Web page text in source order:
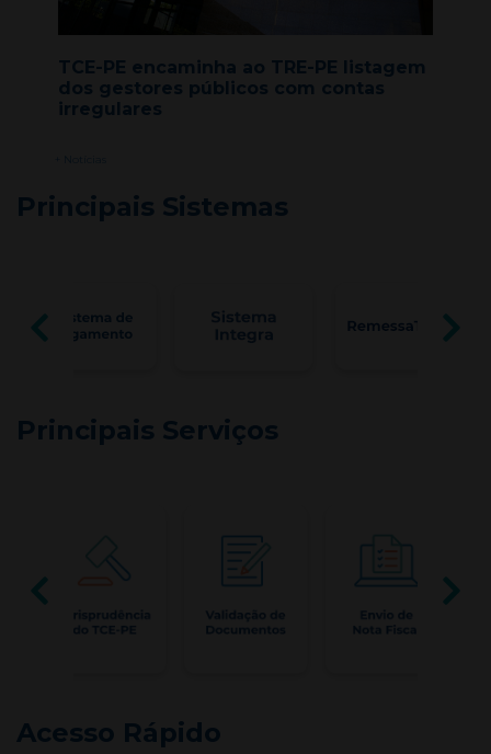
TCE-PE encaminha ao TRE-PE listagem
dos gestores públicos com contas
irregulares
Principais Sistemas
Principais Serviços
Acesso Rápido